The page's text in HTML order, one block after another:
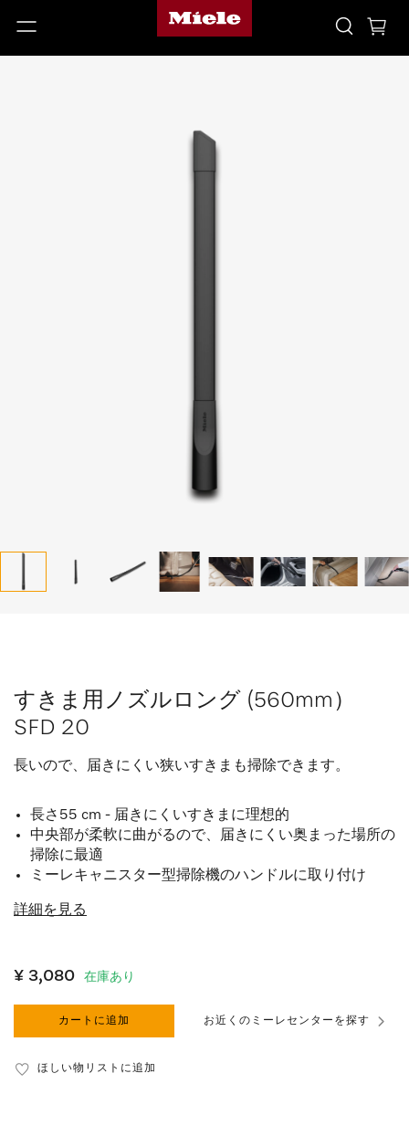
すきま用ノズルロング (560mm）
SFD 20
長いので、届きにくい狭いすきまも掃除できます。
長さ55 cm - 届きにくいすきまに理想的
中央部が柔軟に曲がるので、届きにくい奥まった場所の
掃除に最適
ミーレキャニスター型掃除機のハンドルに取り付け
詳細を見る
¥ 3,080 在庫あり
カートに追加 お近くのミーレセンターを探す
ほしい物リストに追加